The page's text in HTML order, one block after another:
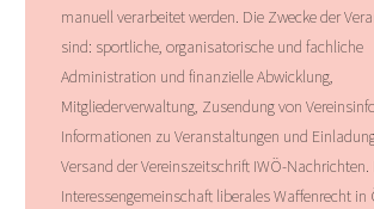
manuell verarbeitet werden. Die Zwecke der
sind: sportliche, organisatorische und fachliche
Administration und finanzielle Abwicklung,
Mitgliederverwaltung, Zusendung von
Informationen zu Veranstaltungen und
Versand der Vereinszeitschrift IWÖ-Nachrichten.
Interessengemeinschaft liberales Waffenrecht in